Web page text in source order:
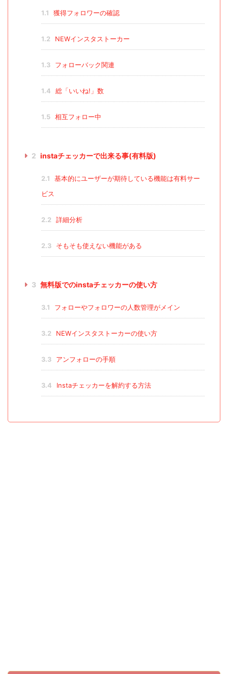
1.1 獲得フォロワーの確認
1.2 NEWインスタストーカー
1.3 フォローバック関連
1.4 総「いいね!」数
1.5 相互フォロー中
2 instaチェッカーで出来る事(有料版)
2.1
基本的にユーザーが期待している機能は有料サー
ビス
2.2 詳細分析
2.3 そもそも使えない機能がある
3 無料版でのinstaチェッカーの使い方
3.1 フォローやフォロワーの人数管理がメイン
3.2 NEWインスタストーカーの使い方
3.3 アンフォローの手順
3.4 Instaチェッカーを解約する方法